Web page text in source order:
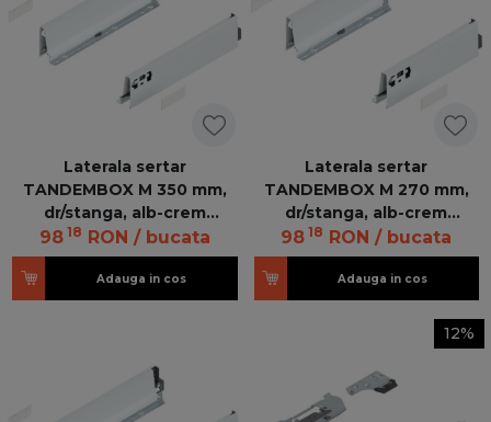
Laterala sertar
TANDEMBOX M 350 mm,
dr/stanga, alb-crem
Intivo/Antaro 378M3502SA
Z R+L
98 18 RON / bucata
Adauga in cos
Laterala sertar
TANDEMBOX M 270 mm,
dr/stanga, alb-crem
Intivo/Antaro 378M2702SA
Z R+L
98 18 RON / bucata
Adauga in cos
12%